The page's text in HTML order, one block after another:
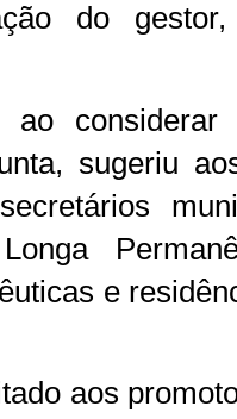
do
ao considerar
sugeriu
e
aos